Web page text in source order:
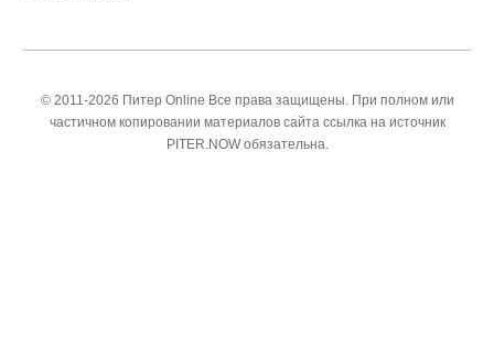
© 2011-2026 Питер Online Все права защищены. При полном или
частичном копировании материалов сайта ссылка на источник
PITER.NOW обязательна.